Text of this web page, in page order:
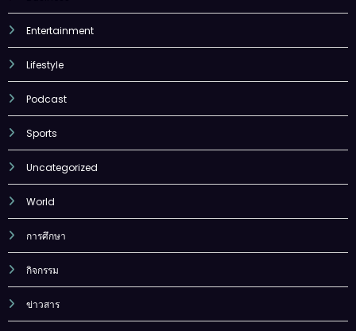
Business
Entertainment
Lifestyle
Podcast
Sports
Uncategorized
World
การศึกษา
กิจกรรม
ข่าวสาร